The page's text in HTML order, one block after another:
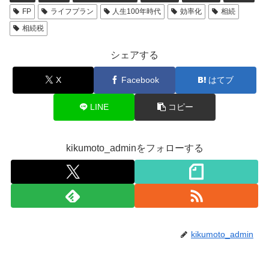
FP
ライフプラン 人生100年時代 効率化
相続
相続税
シェアする
X Facebook はてブ
LINE コピー
kikumoto_adminをフォローする
kikumoto_admin